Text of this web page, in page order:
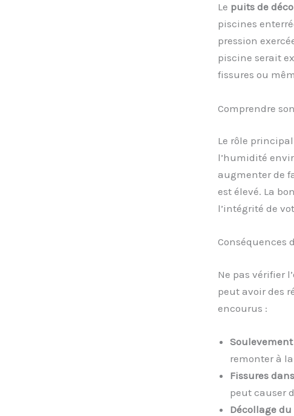
Le puits de
piscines
pression
piscine serait
fissures ou
Comprendre
Le rôle
l’humidité
augmenter de
est élevé. La
l’intégrité de
Conséquences
Ne pas vérifier
peut avoir des
encourus :
remonter à
Fissures
peut causer
Décollage